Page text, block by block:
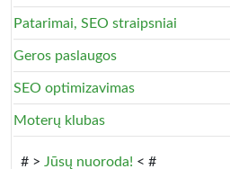
Patarimai, SEO straipsniai
Geros paslaugos
SEO optimizavimas
Moterų klubas
# > Jūsų nuoroda! < #